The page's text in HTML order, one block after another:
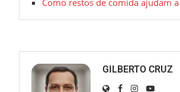
Como restos de comida ajudam
GILBERTO CRUZ